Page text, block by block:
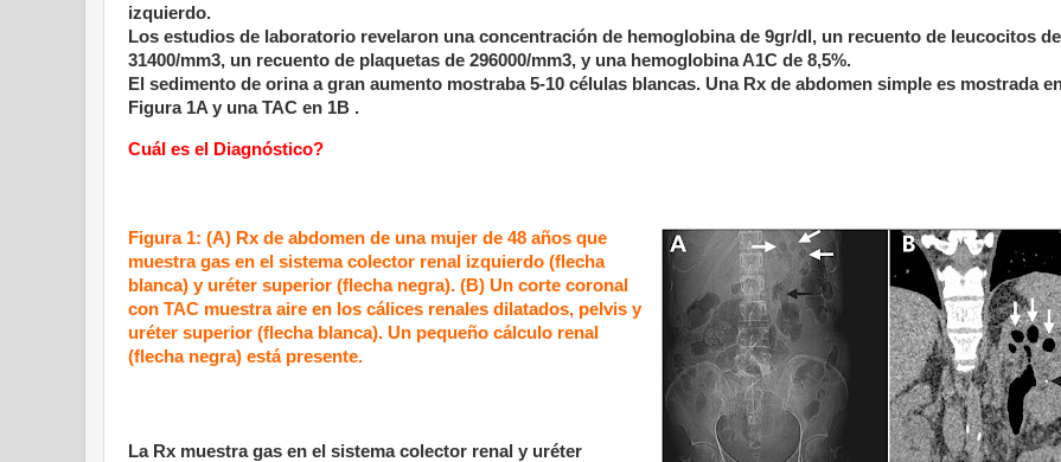
izquierdo.
Los estudios de laboratorio revelaron una concentración de hemoglobina de 9gr/dl, un recuento de leucocitos de
31400/mm3, un recuento de plaquetas de 296000/mm3, y una hemoglobina A1C de 8,5%.
El sedimento de orina a gran aumento mostraba 5-10 células blancas. Una Rx de abdomen simple es mostrada
Figura 1A y una TAC en 1B .
Cuál es el Diagnóstico?
Figura 1: (A) Rx de abdomen de una mujer de 48 años que
muestra gas en el sistema colector renal izquierdo (flecha
blanca) y uréter superior (flecha negra). (B) Un corte coronal
con TAC muestra aire en los cálices renales dilatados, pelvis y
uréter superior (flecha blanca). Un pequeño cálculo renal
(flecha negra) está presente.
La Rx muestra gas en el sistema colector renal y uréter